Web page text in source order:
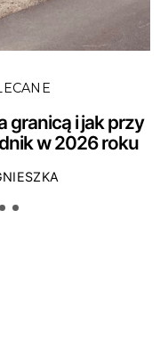
granicą i jak przy
w 2026 roku